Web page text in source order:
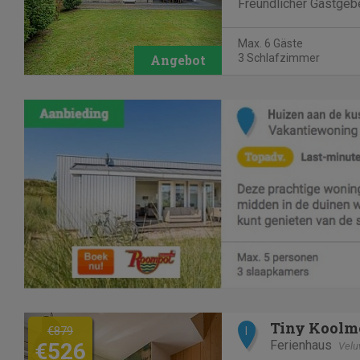
Freundlicher
und
Haus so in der
Whirpool Schritte,
Max. 6 Gäste
3 Schlafzimmer
Previous Next
€879
€526
I Tiny
Ferienhaus